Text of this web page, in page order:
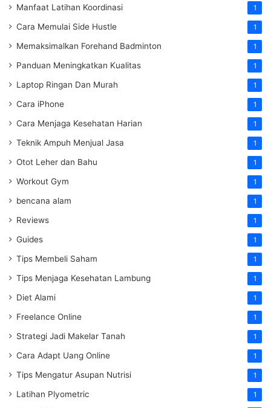
Manfaat Latihan Koordinasi 1
Cara Memulai Side Hustle 1
Memaksimalkan Forehand Badminton 1
Panduan Meningkatkan Kualitas 1
Laptop Ringan Dan Murah 1
Cara iPhone 1
Cara Menjaga Kesehatan Harian 1
Teknik Ampuh Menjual Jasa 1
Otot Leher dan Bahu 1
Workout Gym 1
bencana alam 1
Reviews 1
Guides 1
Tips Membeli Saham 1
Tips Menjaga Kesehatan Lambung 1
Diet Alami 1
Freelance Online 1
Strategi Jadi Makelar Tanah 1
Cara Adapt Uang Online 1
Tips Mengatur Asupan Nutrisi 1
Latihan Plyometric 1